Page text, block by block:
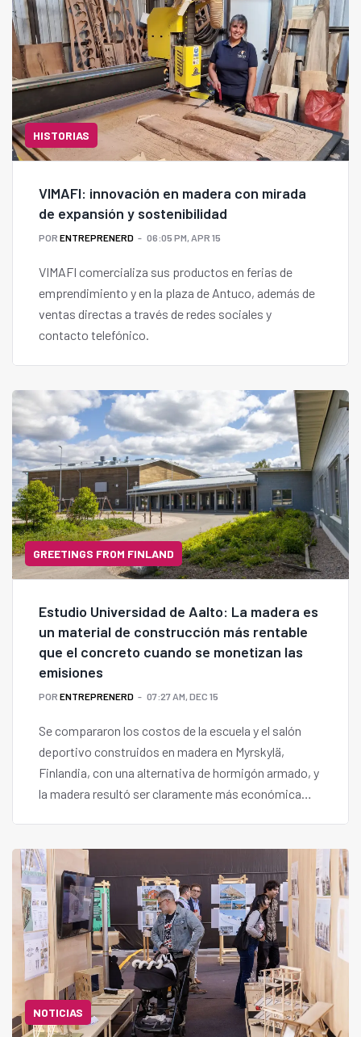
HISTORIAS
VIMAFI: innovación en madera con mirada
de expansión y sostenibilidad
POR ENTREPRENERD 06:05 PM, APR 15
VIMAFI comercializa sus productos en ferias de
emprendimiento y en la plaza de Antuco, además de
ventas directas a través de redes sociales y
contacto telefónico.
GREETINGS FROM FINLAND
Estudio Universidad de Aalto: La madera es
un material de construcción más rentable
que el concreto cuando se monetizan las
emisiones
POR ENTREPRENERD 07:27 AM, DEC 15
Se compararon los costos de la escuela y el salón
deportivo construidos en madera en Myrskylä,
Finlandia, con una alternativa de hormigón armado, y
la madera resultó ser claramente más económica
NOTICIAS